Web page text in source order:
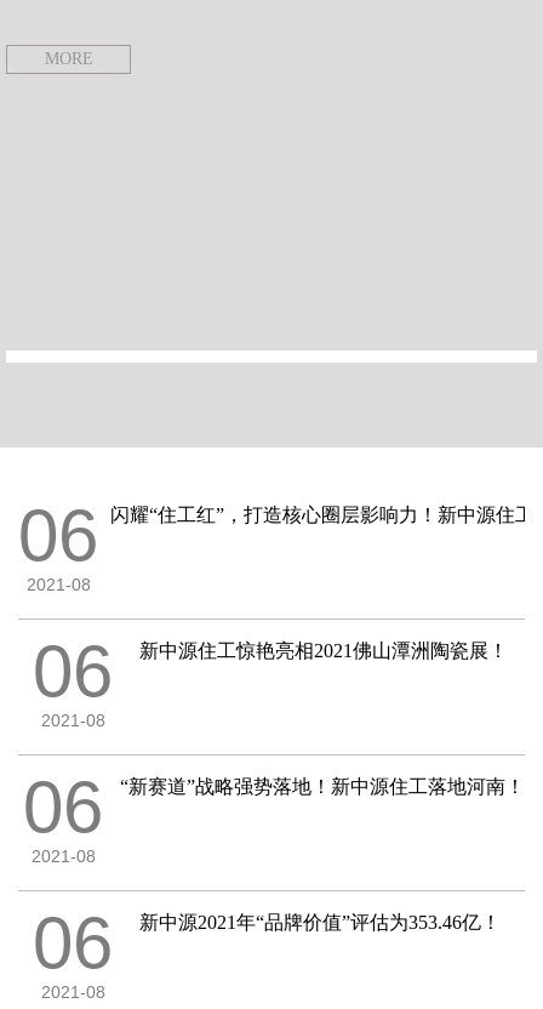
MORE
06
2021-08
闪耀“住工红”，打造核心圈层影响力！新中源住
06
2021-08
新中源住工惊艳亮相2021佛山潭洲陶瓷展！
06
2021-08
“新赛道”战略强势落地！新中源住工落地河南！
06
2021-08
新中源2021年“品牌价值”评估为353.46亿！